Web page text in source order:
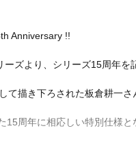
!!
ーズより、シリーズ15周年を
て描き下ろされた板倉耕一
15周年に相応しい特別仕様と